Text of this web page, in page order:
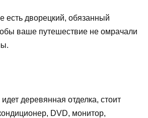
есть дворецкий, обязанный
ваше путешествие не омрачали
деревянная отделка, стоит
DVD, монитор,